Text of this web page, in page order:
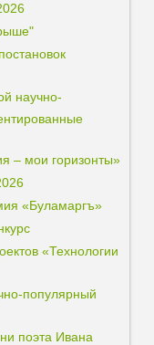
научно-
– мои горизонты»
«Буламаргъ»
«Технологии
популярный
поэта Ивана